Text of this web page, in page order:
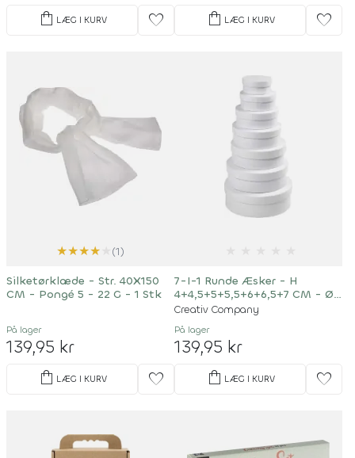
shopping_bag LÆG I KURV favorite shopping_bag LÆG I KURV favorite
★★★★
(1)
Silketørklæde - Str. 40X150
CM - Pongé 5 - 22 G - 1 Stk
På lager
139,95 kr
shopping_bag LÆG I KURV favorite
7-I-1 Runde Æsker - H
4+4,5+5+5,5+6+6,5+7 CM - Ø
Creativ Company
På lager
139,95 kr
shopping_bag LÆG I KURV favorite